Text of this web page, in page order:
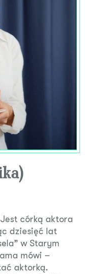
Jest córką aktora
dziesięć lat
w Starym
mówi –
aktorką.